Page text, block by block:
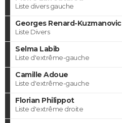
Liste divers gauche
Georges Renard-Kuzmanovic
Liste Divers
Selma Labib
Liste d'extrême-gauche
Camille Adoue
Liste d'extrême-gauche
Florian Philippot
Liste d'extrême droite